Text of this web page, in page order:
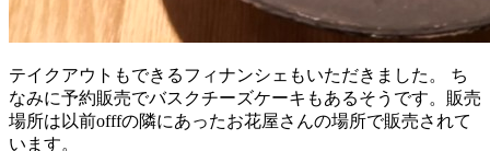
テイクアウトもできるフィナンシェもいただきました。 ち
なみに予約販売でバスクチーズケーキもあるそうです。販売
場所は以前offfの隣にあったお花屋さんの場所で販売されて
います。